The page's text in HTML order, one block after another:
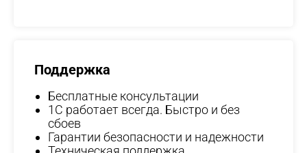
Поддержка
Бесплатные консультации
1С работает всегда. Быстро и без
сбоев
Гарантии безопасности и надежности